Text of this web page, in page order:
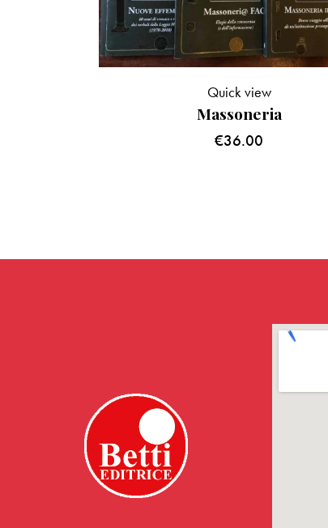
Massoneria
€36.00
Quick view